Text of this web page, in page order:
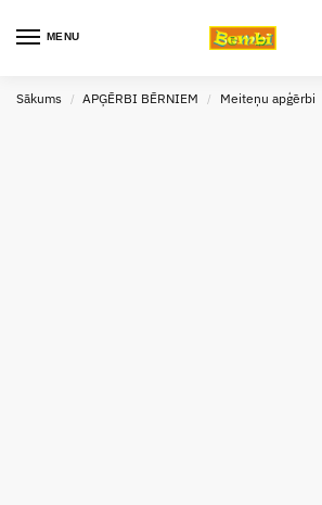
MENU
Sākums / APĢĒRBI BĒRNIEM / Meiteņu apģērbi